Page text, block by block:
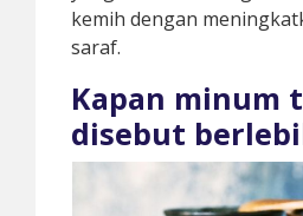
kemih dengan
saraf.
Kapan minum
disebut